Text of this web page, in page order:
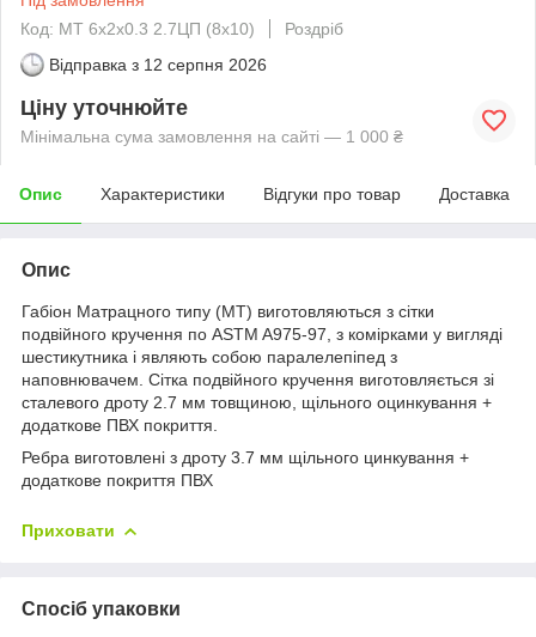
Код: МТ 6х2х0.3 2.7ЦП (8х10)
Роздріб
Відправка з 12 серпня 2026
Ціну уточнюйте
Мінімальна сума замовлення на сайті — 1 000 ₴
Опис Характеристики Відгуки про товар Доставка
Опис
Габіон Матрацного типу (МТ) виготовляються з сітки
подвійного кручення по ASTM A975-97, з комірками у вигляді
шестикутника і являють собою паралелепіпед з
наповнювачем. Сітка подвійного кручення виготовляється зі
сталевого дроту 2.7 мм товщиною, щільного оцинкування +
додаткове ПВХ покриття.
Ребра виготовлені з дроту 3.7 мм щільного цинкування +
додаткове покриття ПВХ
Приховати
Спосіб упаковки